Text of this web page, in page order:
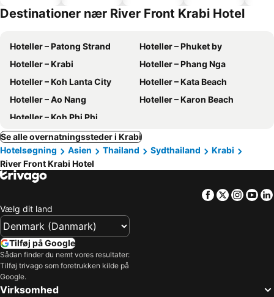
Destinationer nær River Front Krabi Hotel
Hoteller – Patong Strand
Hoteller – Phuket by
Hoteller – Krabi
Hoteller – Phang Nga
Hoteller – Koh Lanta City
Hoteller – Kata Beach
Hoteller – Ao Nang
Hoteller – Karon Beach
Hoteller – Koh Phi Phi
Se alle overnatningssteder i Krabi
Hotelsøgning
Asien Thailand Sydthailand
Krabi
River Front Krabi Hotel
Facebook
Twitter
Vælg dit land
Tilføj på Google
Sådan finder du nemt vores resultater:
Tilføj trivago som foretrukken kilde på
Google.
Virksomhed